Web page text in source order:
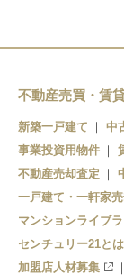
紀和
和歌山市
不動産売買・賃
新築一戸建て 中
事業投資用物件
不動産売却査定
一戸建て・一軒家
マンションライブ
センチュリー21とは
加盟店人材募集